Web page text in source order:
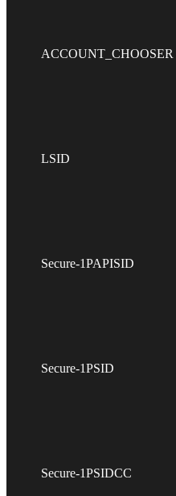
ACCOUNT_CHOOSER
LSID
Secure-1PAPISID
Secure-1PSID
Secure-1PSIDCC